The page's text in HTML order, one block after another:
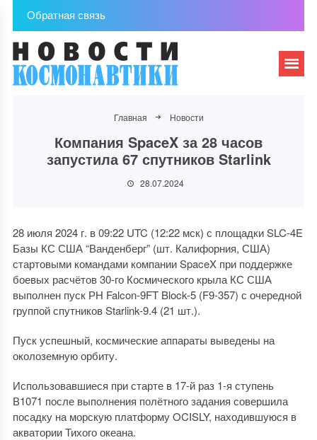
Обратная связь
Главная Новости
Компания SpaceX за 28 часов
запустила 67 спутников Starlink
28.07.2024
28 июля 2024 г. в 09:22 UTC (12:22 мск) с площадки SLC-4E
Базы КС США “Ванденберг” (шт. Калифорния, США)
стартовыми командами компании SpaceX при поддержке
боевых расчётов 30-го Космического крыла КС США
выполнен пуск РН Falcon-9FT Block-5 (F9-357) с очередной
группой спутников Starlink-9.4 (21 шт.).
Пуск успешный, космические аппараты выведены на
околоземную орбиту.
Использовавшиеся при старте в 17-й раз 1-я ступень
В1071 после выполнения полётного задания совершила
посадку на морскую платформу OCISLY, находившуюся в
акватории Тихого океана.